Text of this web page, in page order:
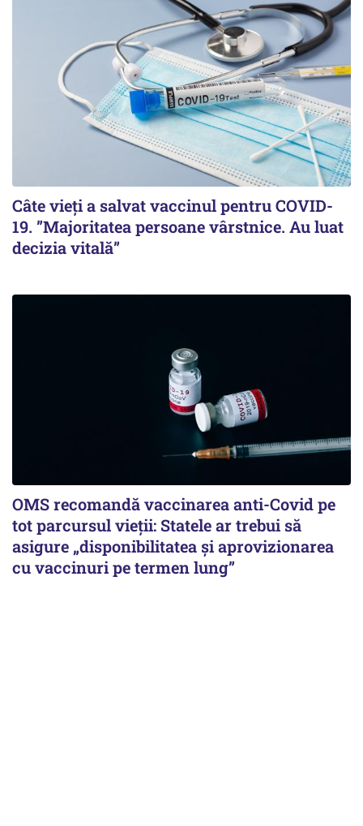
Câte vieți a salvat vaccinul pentru COVID-
19. ”Majoritatea persoane vârstnice. Au luat
decizia vitală”
OMS recomandă vaccinarea anti-Covid pe
tot parcursul vieții: Statele ar trebui să
asigure „disponibilitatea și aprovizionarea
cu vaccinuri pe termen lung”